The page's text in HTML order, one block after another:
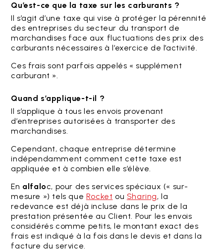
Qu’est-ce que la taxe sur les carburants ?
Il s’agit d’une taxe qui vise à protéger la pérennité
des entreprises du secteur du transport de
marchandises face aux fluctuations des prix des
carburants nécessaires à l’exercice de l’activité.
Ces frais sont parfois appelés « supplément
carburant ».
Quand s’applique-t-il ?
Il s’applique à tous les envois provenant
d’entreprises autorisées à transporter des
marchandises.
Cependant, chaque entreprise détermine
indépendamment comment cette taxe est
appliquée et à combien elle s’élève.
En alfaloc, pour des services spéciaux (« sur-
mesure ») tels que Rocket ou Sharing, la
redevance est déjà incluse dans le prix de la
prestation présentée au Client. Pour les envois
considérés comme petits, le montant exact des
frais est indiqué à la fois dans le devis et dans la
facture du service.